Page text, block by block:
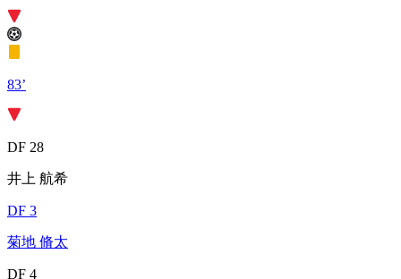
83’
DF 28
井上 航希
DF 3
菊地 脩太
DF 4